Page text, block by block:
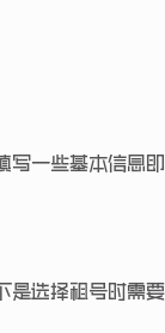
一些基本信息
选择租号时需要